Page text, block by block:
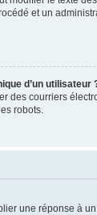
et un
d’un utilisateur
courriers
robots.
une réponse à